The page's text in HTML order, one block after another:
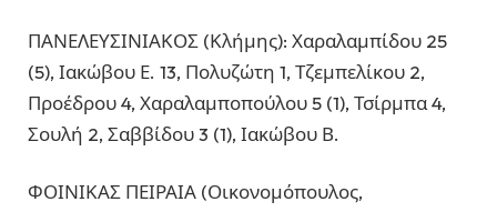
ΠΑΝΕΛΕΥΣΙΝΙΑΚΟΣ (Κλήμης): Χαραλαμπίδου 25
(5), Ιακώβου Ε. 13, Πολυζώτη 1, Τζεμπελίκου 2,
Προέδρου 4, Χαραλαμποπούλου 5 (1), Τσίρμπα 4,
Σουλή 2, Σαββίδου 3 (1), Ιακώβου Β.
ΦΟΙΝΙΚΑΣ ΠΕΙΡΑΙΑ (Οικονομόπουλος,